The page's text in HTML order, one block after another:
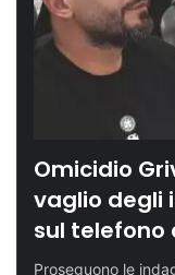
Omicidio
vaglio degli
sul
Proseguono le